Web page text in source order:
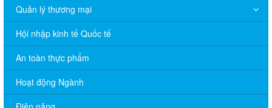
Quản lý thương mại
Hội nhập kinh tế Quốc tế
An toàn thực phẩm
Hoạt động Ngành